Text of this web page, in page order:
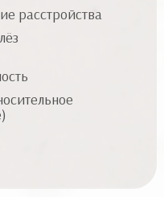
расстройства